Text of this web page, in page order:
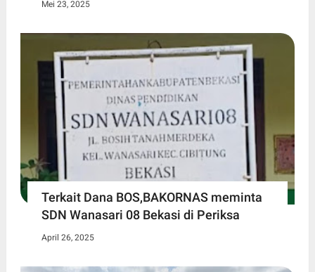
Mei 23, 2025
Terkait Dana BOS,BAKORNAS meminta
SDN Wanasari 08 Bekasi di Periksa
April 26, 2025